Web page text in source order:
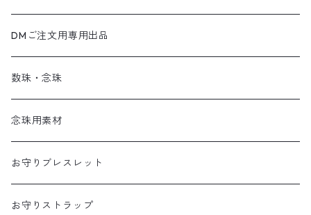
DMご注文用専用出品
数珠・念珠
念珠用素材
お守りブレスレット
お守りストラップ